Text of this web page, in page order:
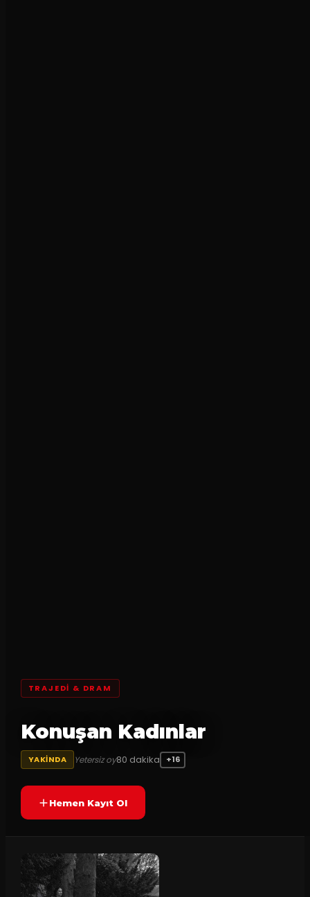
TRAJEDI & DRAM
Konuşan Kadınlar
YAKINDA Yetersiz oy80 dakika +16
Hemen Kayıt Ol